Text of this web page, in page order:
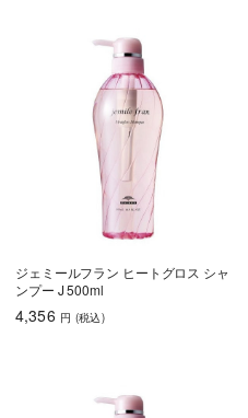
ジェミールフラン ヒートグロス シャ
ンプー J 500ml
4,356 円 (税込)